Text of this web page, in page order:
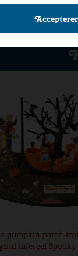
pumpkin patch
tafereel